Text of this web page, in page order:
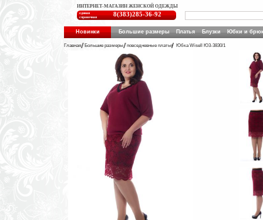
ИНТЕРНЕТ-МАГАЗИН ЖЕНСКОЙ ОДЕЖДЫ
единая
справочная
8(383)285-36-92
Новинки Большие размеры Платья Блузки Юбки и
Главная Большие размеры повседневные платья Юбка Wisell Ю3-3830/1